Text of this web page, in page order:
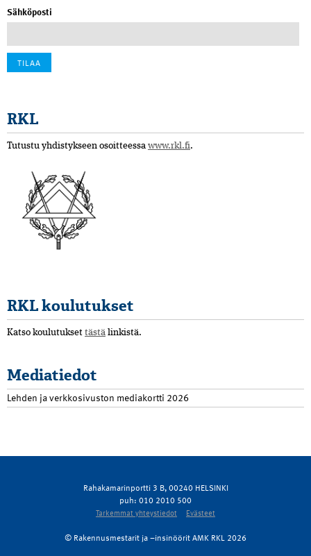
Sähköposti
RKL
Tutustu yhdistykseen osoitteessa www.rkl.fi.
RKL koulutukset
Katso koulutukset tästä linkistä.
Mediatiedot
Lehden ja verkkosivuston mediakortti 2026
Rahakamarinportti 3 B, 00240 HELSINKI
puh: 010 2010 500
Tarkemmat yhteystiedot Evästeet
© Rakennusmestarit ja –insinöörit AMK RKL 2026